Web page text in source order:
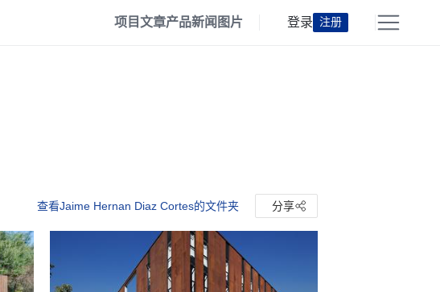
项目文章产品新闻 图片 登录 注册
查看Jaime Hernan Diaz Cortes的文件夹 分享